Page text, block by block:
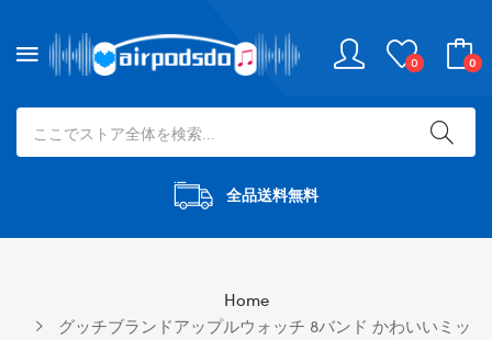
0 0
全品送料無料
Home
グッチブランドアップルウォッチ 8バンド かわいいミッ